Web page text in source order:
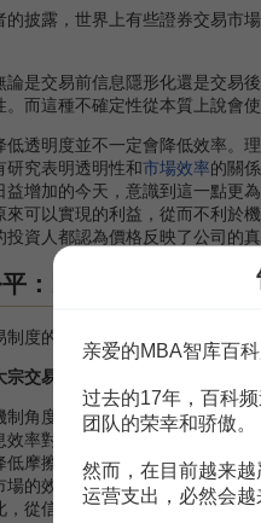
露，世界上有些證券交易市場
交易前信息隱形化還是交易後
。而這種不確定性從本質上說會
明度並不一定會降低效率。理
研究表明透明性和市場效率的關
益增加的今天，意識到這一點更
來可以實現的利益，從而不利於
投資人都認為價格反映了公司的
：以有效監管彌補制
的缺點是降低了交易的透明度
宗交易制度與市場效率
度來看，證券市場的效率主要
效率對一個證券市場來講是最重
低摩擦所導致的，這不僅包括直
場的效率和價格的形成。成本最
，從信息和操作的觀點來看，一
亲爱的MBA智库百科
过去的17年，百科
团队的荣幸和骄傲。
然而，在目前越来
运营支出，必然会越